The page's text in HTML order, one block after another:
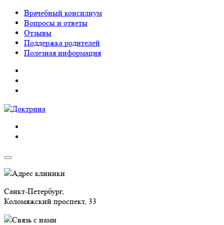
Врачебный консилиум
Вопросы и ответы
Отзывы
Поддержка родителей
Полезная информация
Адрес клиники
Санкт-Петербург,
Коломяжский проспект, 33
Связь с нами